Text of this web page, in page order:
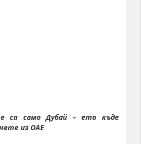
са само Дубай – ето къде
из ОАЕ